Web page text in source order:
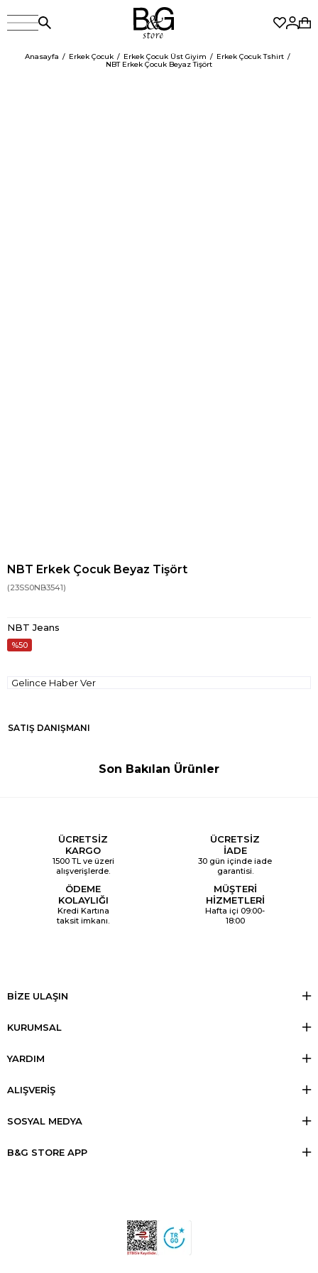
Anasayfa Erkek Çocuk Erkek Çocuk Üst Giyim
Erkek Çocuk Tshirt
NBT Erkek Çocuk Beyaz Tişört
NBT Erkek Çocuk Beyaz Tişört
(23SS0NB3541)
NBT Jeans
50
Gelince Haber Ver
SATIŞ DANIŞMANI
Son Bakılan Ürünler
ÜCRETSİZ
KARGO
1500 TL ve üzeri
alışverişlerde.
ÜCRETSİZ
İADE
30 gün içinde iade
garantisi.
ÖDEME
KOLAYLIĞI
Kredi Kartına
taksit imkanı.
MÜŞTERİ
HİZMETLERİ
Hafta içi 09:00-
18:00
BİZE ULAŞIN
KURUMSAL
YARDIM
ALIŞVERİŞ
SOSYAL MEDYA
B&G STORE APP